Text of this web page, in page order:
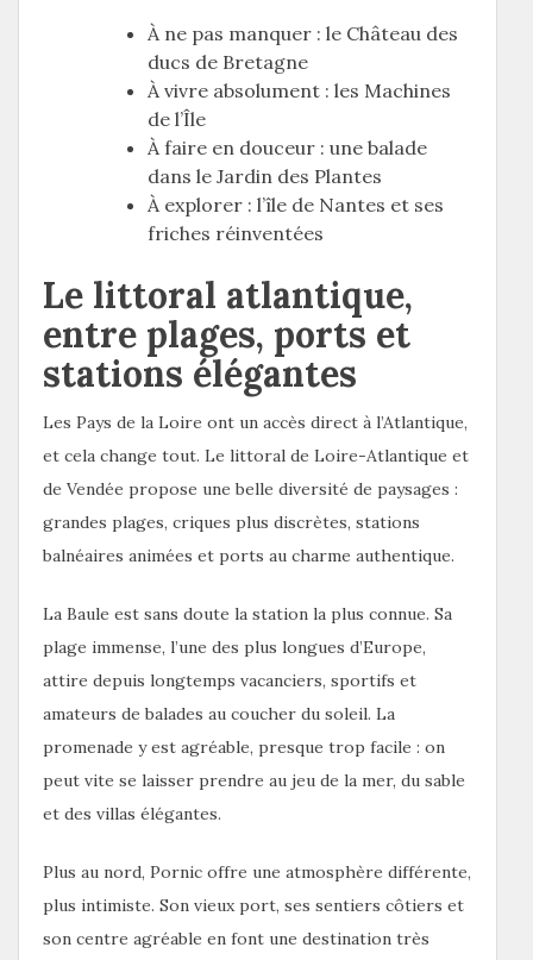
À ne pas manquer : le Château des
ducs de Bretagne
À vivre absolument : les Machines
de l’Île
À faire en douceur : une balade
dans le Jardin des Plantes
À explorer : l’île de Nantes et ses
friches réinventées
Le littoral atlantique,
entre plages, ports et
stations élégantes
Les Pays de la Loire ont un accès direct à l’Atlantique,
et cela change tout. Le littoral de Loire-Atlantique et
de Vendée propose une belle diversité de paysages :
grandes plages, criques plus discrètes, stations
balnéaires animées et ports au charme authentique.
La Baule est sans doute la station la plus connue. Sa
plage immense, l’une des plus longues d’Europe,
attire depuis longtemps vacanciers, sportifs et
amateurs de balades au coucher du soleil. La
promenade y est agréable, presque trop facile : on
peut vite se laisser prendre au jeu de la mer, du sable
et des villas élégantes.
Plus au nord, Pornic offre une atmosphère différente,
plus intimiste. Son vieux port, ses sentiers côtiers et
son centre agréable en font une destination très